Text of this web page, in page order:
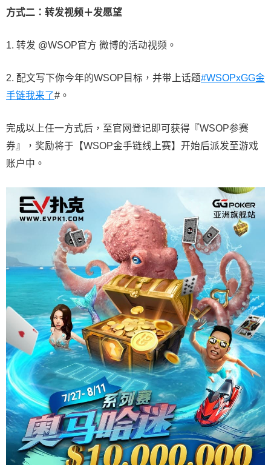
方式二：转发视频＋发愿望
1. 转发 @WSOP官方 微博的活动视频。
2. 配文写下你今年的WSOP目标，并带上话题#WSOPxGG金
手链我来了#。
完成以上任一方式后，至官网登记即可获得『WSOP参赛
券』，奖励将于【WSOP金手链线上赛】开始后派发至游戏
账户中。